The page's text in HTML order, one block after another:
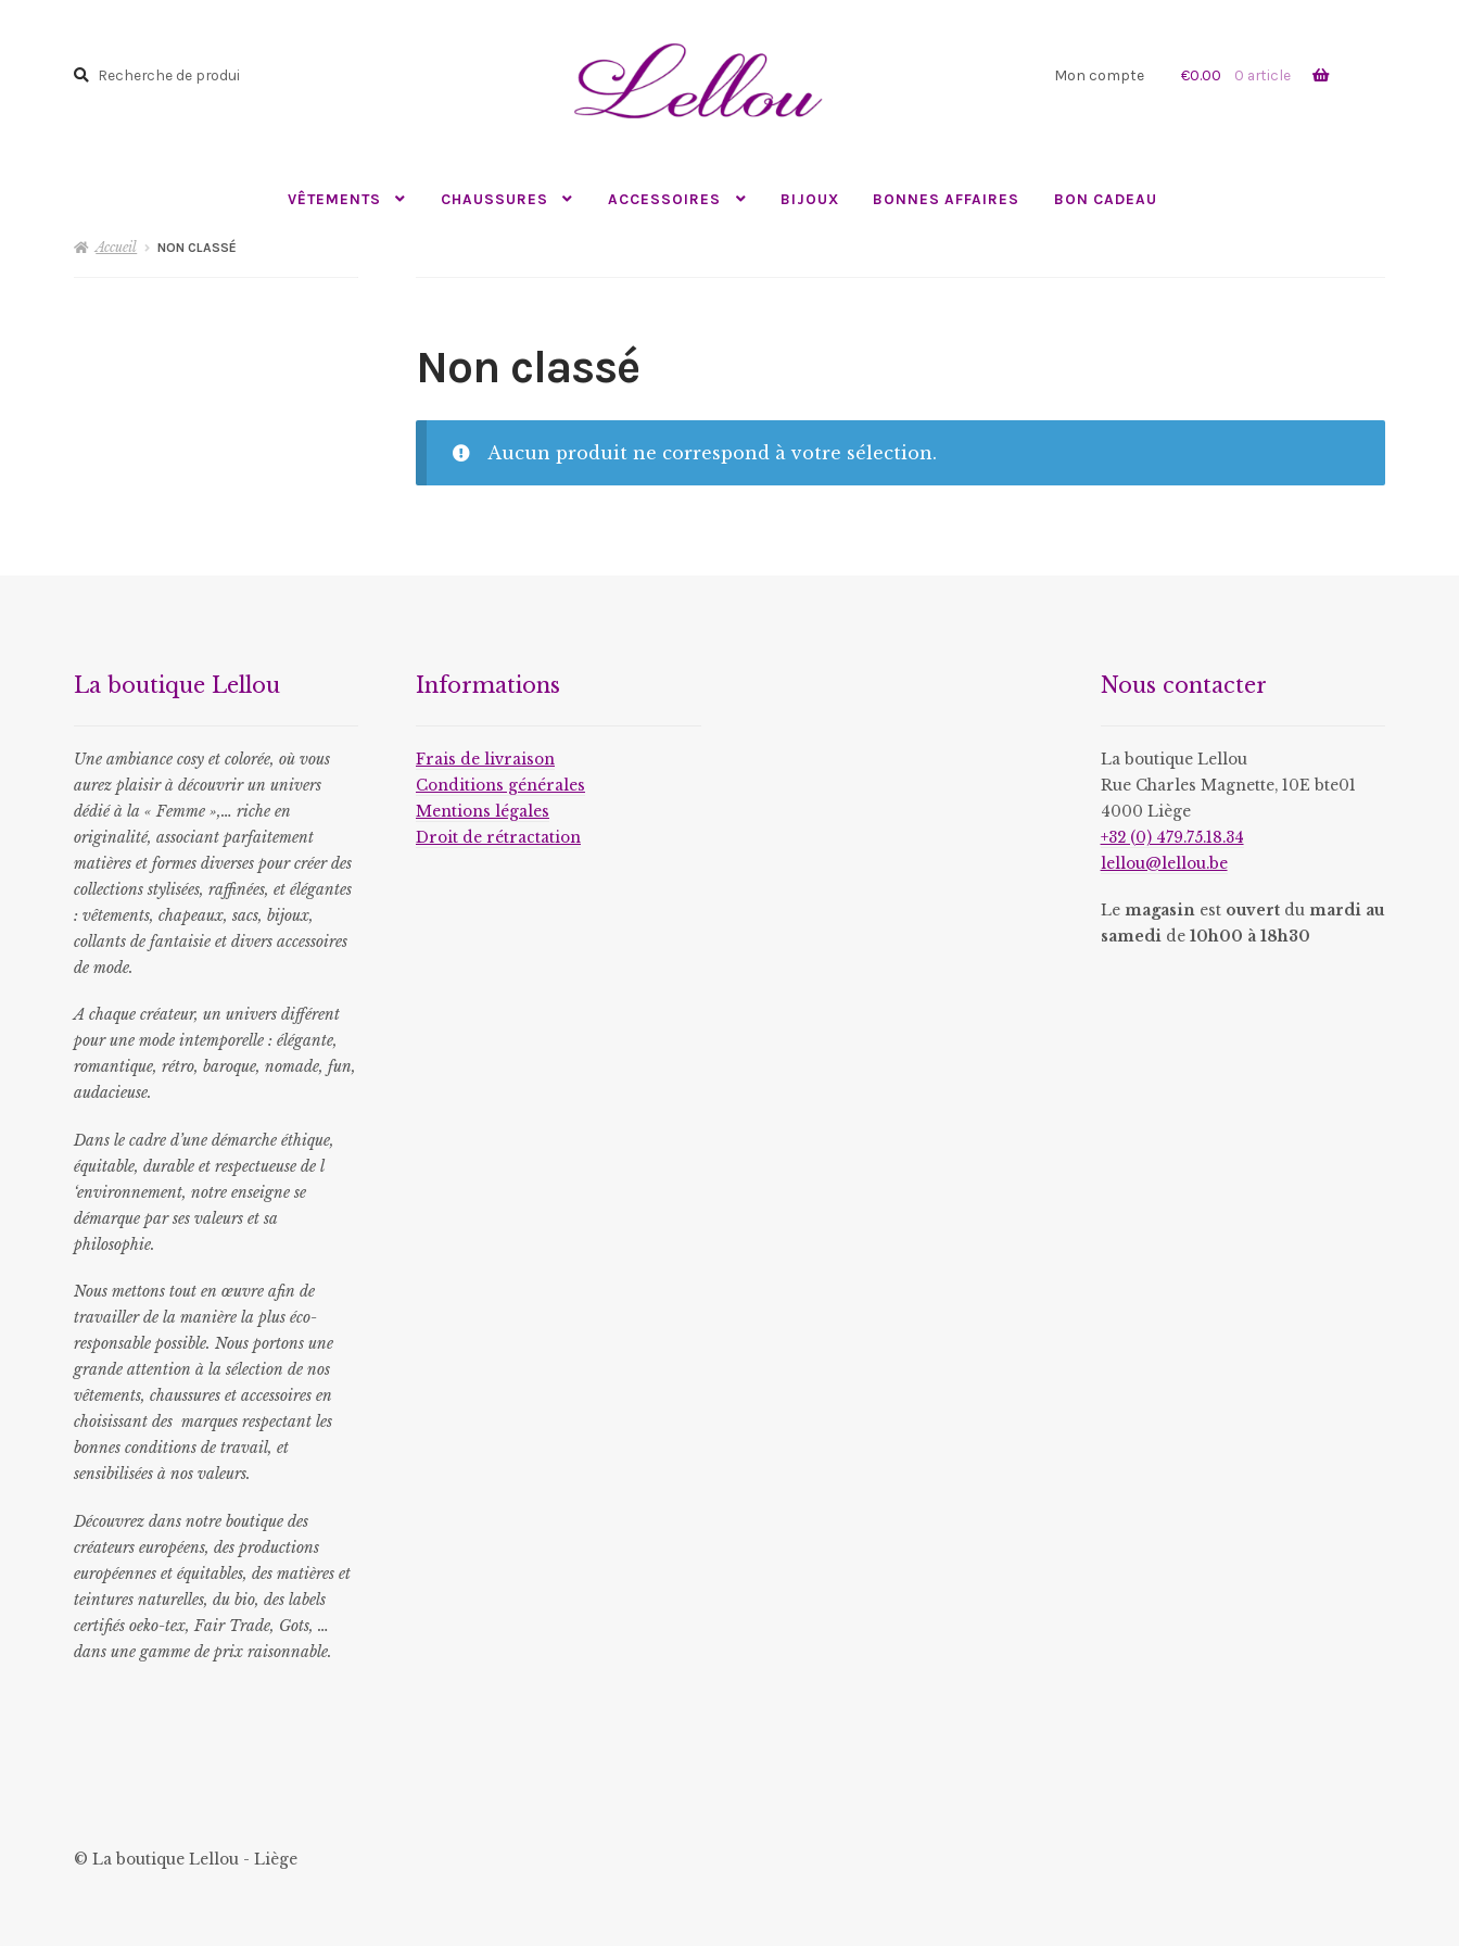
Recherche
Recherche
€0.00 0 article
Mon compte
VÊTEMENTS CHAUSSURES ACCESSOIRES BIJOUX BONNES AFFAIRES BON CADEAU
Accueil NON CLASSÉ
Non classé
Aucun produit ne correspond à votre sélection.
La boutique Lellou
Une ambiance cosy et colorée, où vous
aurez plaisir à découvrir un univers
dédié à la « Femme »,… riche en
originalité, associant parfaitement
matières et formes diverses pour créer des
collections stylisées, raffinées, et élégantes
: vêtements, chapeaux, sacs, bijoux,
collants de fantaisie et divers accessoires
de mode.
A chaque créateur, un univers différent
pour une mode intemporelle : élégante,
romantique, rétro, baroque, nomade, fun,
audacieuse.
Dans le cadre d’une démarche éthique,
équitable, durable et respectueuse de l
‘environnement, notre enseigne se
démarque par ses valeurs et sa
philosophie.
Nous mettons tout en œuvre afin de
travailler de la manière la plus éco-
responsable possible. Nous portons une
grande attention à la sélection de nos
vêtements, chaussures et accessoires en
choisissant des marques respectant les
bonnes conditions de travail, et
sensibilisées à nos valeurs.
Découvrez dans notre boutique des
créateurs européens, des productions
européennes et équitables, des matières et
teintures naturelles, du bio, des labels
certifiés oeko-tex, Fair Trade, Gots, …
dans une gamme de prix raisonnable.
Informations
Frais de livraison
Conditions générales
Mentions légales
Droit de rétractation
Nous contacter
La boutique Lellou
Rue Charles Magnette, 10E bte01
4000 Liège
+32 (0) 479.75.18.34
lellou@lellou.be
Le magasinest ouvertdu mardi au
samedide 10h00 à 18h30
© La boutique Lellou - Liège